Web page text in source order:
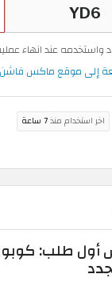
واستخدمه عند انهاء
إلى موقع ماكس
اخر استخدام منذ7 ساعة
طلب: